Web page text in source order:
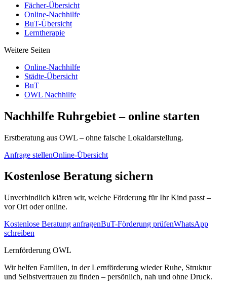
Fächer-Übersicht
Online-Nachhilfe
BuT-Übersicht
Lerntherapie
Weitere Seiten
Online-Nachhilfe
Städte-Übersicht
BuT
OWL Nachhilfe
Nachhilfe Ruhrgebiet – online starten
Erstberatung aus OWL – ohne falsche Lokaldarstellung.
Anfrage stellenOnline-Übersicht
Kostenlose Beratung sichern
Unverbindlich klären wir, welche Förderung für Ihr Kind passt –
vor Ort oder online.
Kostenlose Beratung anfragenBuT-Förderung prüfenWhatsApp
schreiben
Lernförderung OWL
Wir helfen Familien, in der Lernförderung wieder Ruhe, Struktur
und Selbstvertrauen zu finden – persönlich, nah und ohne Druck.